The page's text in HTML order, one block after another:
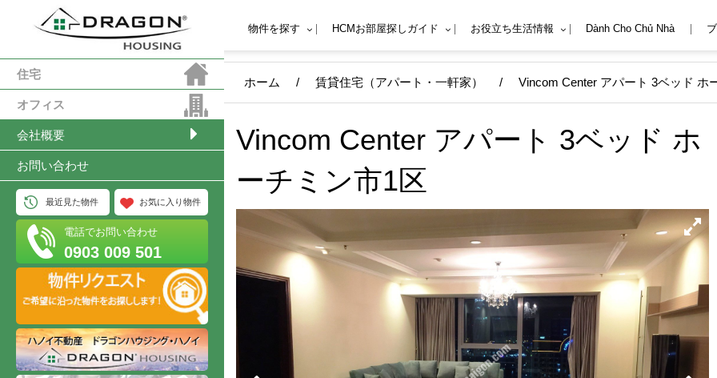
住宅
オフィス
会社概要
お問い合わせ
最近見た物件 お気に入り物件
電話でお問い合わせ
0903 009 501
物件を探す HCMお部屋探しガイド お役立ち生活情報 Dành Cho Chủ Nhà
ホーム / 賃貸住宅（アパート・一軒家） / Vincom Center アパート 3ベッド ホ
Vincom Center アパート 3ベッド ホ
ーチミン市1区